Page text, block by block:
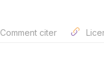
Comment citer